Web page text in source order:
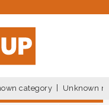
category Unknown
en cours